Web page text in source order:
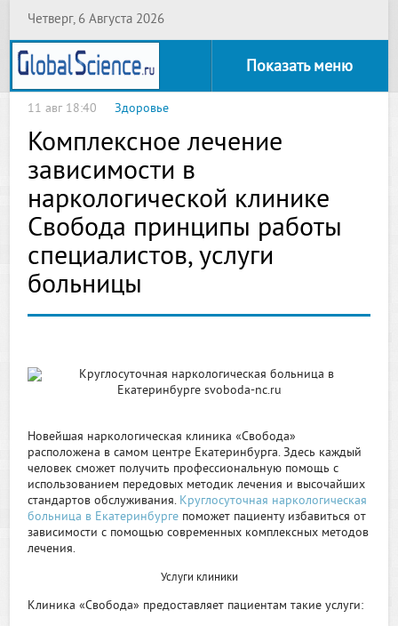
Четверг, 6 Августа 2026
Показать меню
11 авг 18:40 Здоровье
Комплексное лечение
зависимости в
наркологической клинике
Свобода принципы работы
специалистов, услуги
больницы
Новейшая наркологическая клиника «Свобода»
расположена в самом центре Екатеринбурга. Здесь каждый
человек сможет получить профессиональную помощь с
использованием передовых методик лечения и высочайших
стандартов обслуживания. Круглосуточная наркологическая
больница в Екатеринбурге поможет пациенту избавиться от
зависимости с помощью современных комплексных методов
лечения.
Услуги клиники
Клиника «Свобода» предоставляет пациентам такие услуги: